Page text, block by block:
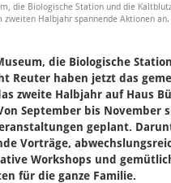
die Biologische Station und die
zweiten Halbjahr spannende Aktionen an.
die Biologische
Reuter haben jetzt das
zweite Halbjahr auf Haus
September bis November
geplant.
Vorträge,
Workshops und
für die ganze Familie.